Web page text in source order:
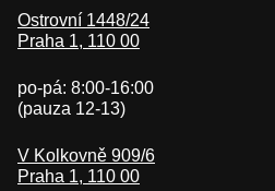
Ostrovní 1448/24
Praha 1, 110 00
po-pá: 8:00-16:00
(pauza 12-13)
V Kolkovně 909/6
Praha 1, 110 00